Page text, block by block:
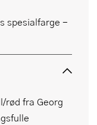
spesialfarge -
rød fra Georg